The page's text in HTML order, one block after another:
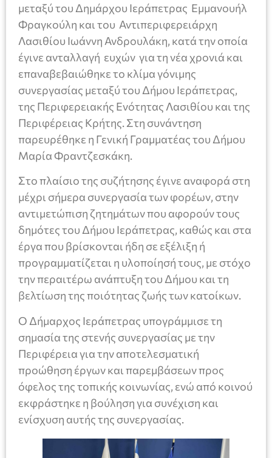
μεταξύ του Δημάρχου Ιεράπετρας Εμμανουήλ
Φραγκούλη και του Αντιπεριφερειάρχη
Λασιθίου Ιωάννη Ανδρουλάκη, κατά την οποία
έγινε ανταλλαγή ευχών για τη νέα χρονιά και
επαναβεβαιώθηκε το κλίμα γόνιμης
συνεργασίας μεταξύ του Δήμου Ιεράπετρας,
της Περιφερειακής Ενότητας Λασιθίου και της
Περιφέρειας Κρήτης. Στη συνάντηση
παρευρέθηκε η Γενική Γραμματέας του Δήμου
Μαρία Φραντζεσκάκη.
Στο πλαίσιο της συζήτησης έγινε αναφορά στη
μέχρι σήμερα συνεργασία των φορέων, στην
αντιμετώπιση ζητημάτων που αφορούν τους
δημότες του Δήμου Ιεράπετρας, καθώς και στα
έργα που βρίσκονται ήδη σε εξέλιξη ή
προγραμματίζεται η υλοποίησή τους, με στόχο
την περαιτέρω ανάπτυξη του Δήμου και τη
βελτίωση της ποιότητας ζωής των κατοίκων.
Ο Δήμαρχος Ιεράπετρας υπογράμμισε τη
σημασία της στενής συνεργασίας με την
Περιφέρεια για την αποτελεσματική
προώθηση έργων και παρεμβάσεων προς
όφελος της τοπικής κοινωνίας, ενώ από κοινού
εκφράστηκε η βούληση για συνέχιση και
ενίσχυση αυτής της συνεργασίας.